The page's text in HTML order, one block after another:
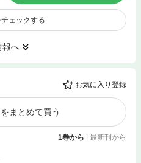
ェックする
報へ
お気に入り登録
まとめて買う
1巻から 最新刊から